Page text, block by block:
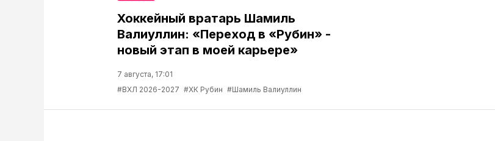
Хоккейный вратарь Шамиль
Валиуллин: «Переход в «Рубин» -
новый этап в моей карьере»
7 августа, 17:01
#ВХЛ 2026-2027 #ХК Рубин #Шамиль Валиуллин